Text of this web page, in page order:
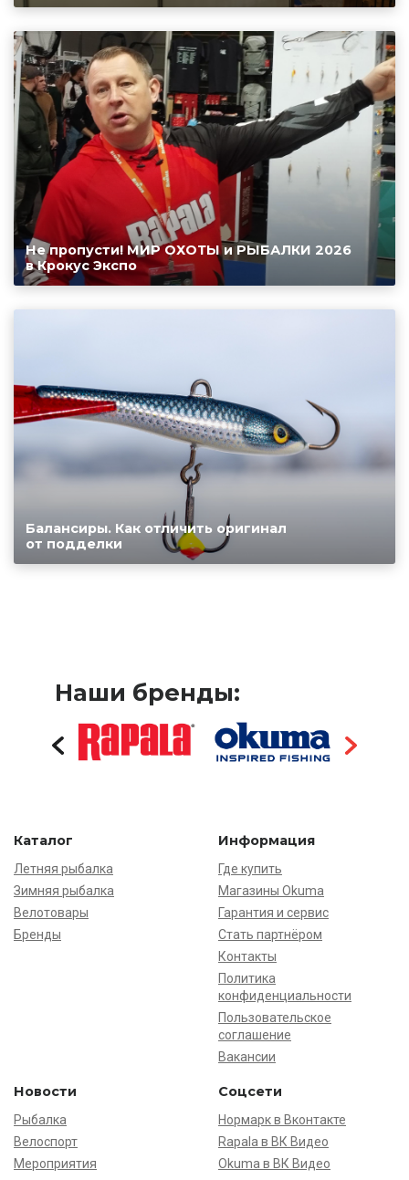
Не пропусти! МИР ОХОТЫ и РЫБАЛКИ 2026
в Крокус Экспо
Балансиры. Как отличить оригинал
от подделки
Наши бренды:
Каталог
Летняя рыбалка
Зимняя рыбалка
Велотовары
Бренды
Информация
Где купить
Магазины Okuma
Гарантия и сервис
Стать партнёром
Контакты
Политика
конфиденциальности
Пользовательское
соглашение
Вакансии
Новости
Рыбалка
Велоспорт
Мероприятия
Соцсети
Нормарк в Вконтакте
Rapala в ВК Видео
Okuma в ВК Видео